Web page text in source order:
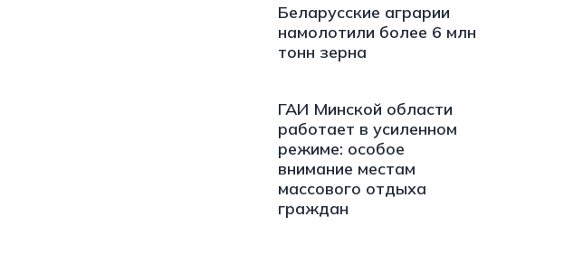
Беларусские аграрии
намолотили более 6 млн
тонн зерна
ГАИ Минской области
работает в усиленном
режиме: особое
внимание местам
массового отдыха
граждан